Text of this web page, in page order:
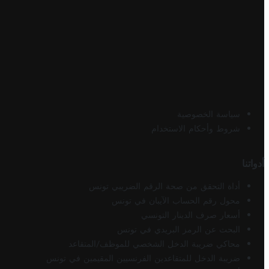
سياسة الخصوصية
شروط وأحكام الاستخدام
أدواتنا
أداة التحقق من صحة الرقم الضريبي تونس
محول رقم الحساب الآيبان في تونس
أسعار صرف الدينار التونسي
البحث عن الرمز البريدي في تونس
محاكي ضريبة الدخل الشخصي للموظف/المتقاعد
ضريبة الدخل للمتقاعدين الفرنسيين المقيمين في تونس